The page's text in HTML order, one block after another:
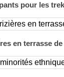
pour les
en terrasse